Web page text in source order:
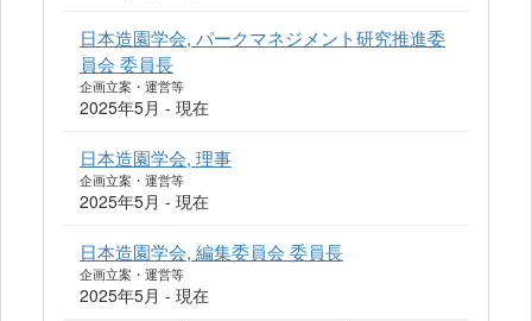
日本造園学会, パークマネジメント研究推進委
員会 委員長
企画立案・運営等
2025年5月 - 現在
日本造園学会, 理事
企画立案・運営等
2025年5月 - 現在
日本造園学会, 編集委員会 委員長
企画立案・運営等
2025年5月 - 現在